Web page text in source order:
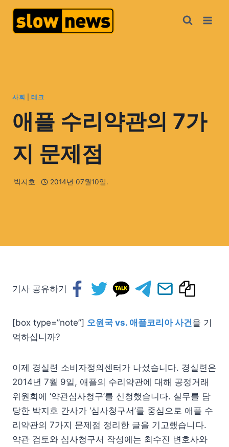
사회 테크
애플 수리약관의 7가
지 문제점
박지호 2014년 07월10일.
기사 공유하기
[box type=”note”] 오원국 vs. 애플코리아 사건을 기
억하십니까?
이제 경실련 소비자정의센터가 나섰습니다. 경실련은
2014년 7월 9일, 애플의 수리약관에 대해 공정거래
위원회에 ‘약관심사청구’를 신청했습니다. 실무를 담
당한 박지호 간사가 ‘심사청구서’를 중심으로 애플 수
리약관의 7가지 문제점 정리한 글을 기고했습니다.
약관 검토와 심사청구서 작성에는 최수진 변호사와